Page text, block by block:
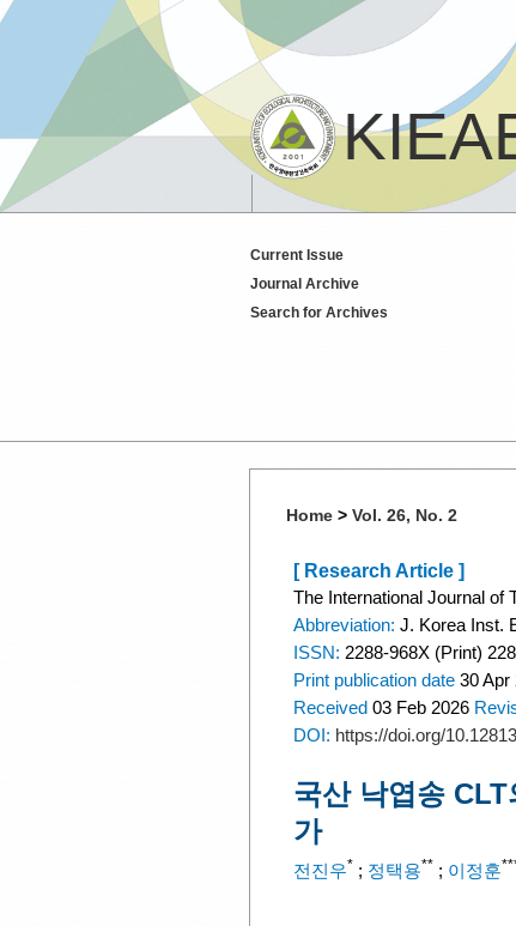
Current Issue
Journal Archive
Search for Archives
Home> Vol. 26, No. 2
[ Research Article ]
The International Journal of
Abbreviation: J. Korea Inst.
ISSN: 2288-968X (Print)
Print publication date 30 Apr
Received 03 Feb 2026
DOI: https://doi.org/
국산 낙엽송
가
전진우* ; 정택용** ; 이정훈